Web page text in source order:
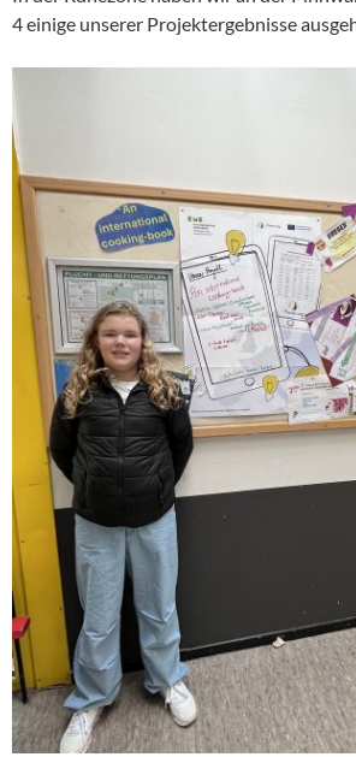
4 einige unserer Projektergebnisse